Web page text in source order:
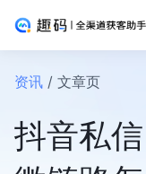
资讯 / 文章页
抖音私